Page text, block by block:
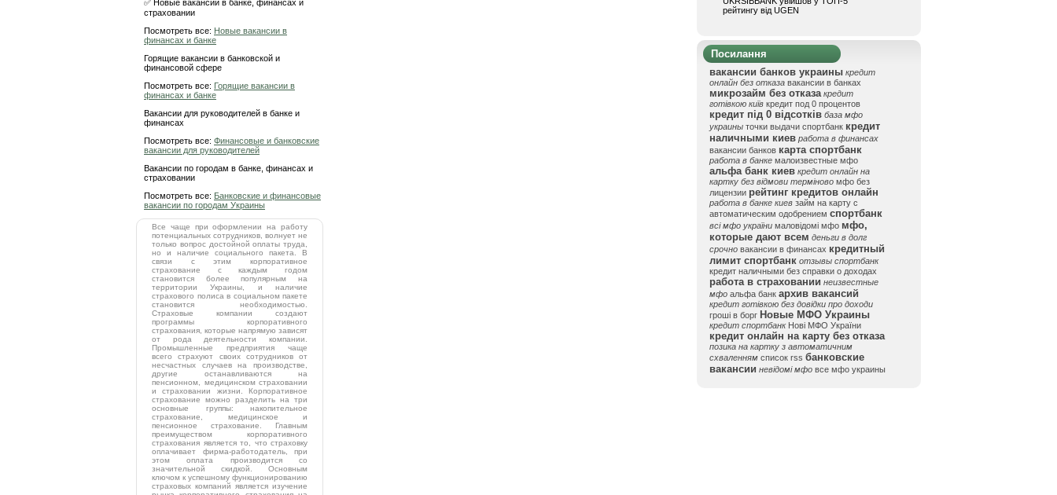
✅ Новые вакансии в банке, финансах и
страховании
Посмотреть все: Новые вакансии в
финансах и банке
Горящие вакансии в банковской и
финансовой сфере
Посмотреть все: Горящие вакансии в
финансах и банке
Вакансии для руководителей в банке и
финансах
Посмотреть все: Финансовые и банковские
вакансии для руководителей
Вакансии по городам в банке, финансах и
страховании
Посмотреть все: Банковские и финансовые
вакансии по городам Украины
Все чаще при оформлении на работу
потенциальных сотрудников, волнует не
только вопрос достойной оплаты труда,
но и наличие социального пакета. В
связи с этим корпоративное
страхование с каждым годом
становится более популярным на
территории Украины, и наличие
страхового полиса в социальном пакете
становится необходимостью.
Страховые компании создают
программы корпоративного
страхования, которые напрямую зависят
от рода деятельности компании.
Промышленные предприятия чаще
всего страхуют своих сотрудников от
несчастных случаев на производстве,
другие останавливаются на
пенсионном, медицинском страховании
и страховании жизни. Корпоративное
страхование можно разделить на три
основные группы: накопительное
страхование, медицинское и
пенсионное страхование. Главным
преимуществом корпоративного
страхования является то, что страховку
оплачивает фирма-работодатель, при
этом оплата производится со
значительной скидкой. Основным
ключом к успешному функционированию
страховых компаний является изучение
рейтингу від UGEN
Посилання
вакансии банков украины кредит
онлайн без отказа вакансии в банках
микрозайм без отказа кредит
готівкою київ кредит под 0 процентов
кредит під 0 відсотків база мфо
украины точки выдачи спортбанк кредит
наличными киев работа в финансах
вакансии банков карта спортбанк
работа в банке малоизвестные мфо
альфа банк киев кредит онлайн на
картку без відмови терміново мфо без
лицензии рейтинг кредитов онлайн
работа в банке киев займ на карту с
автоматическим одобрением спортбанк
всі мфо україни маловідомі мфо мфо,
которые дают всем деньги в долг
срочно вакансии в финансах кредитный
лимит спортбанк отзывы спортбанк
кредит наличными без справки о доходах
работа в страховании неизвестные
мфо альфа банк архив вакансий
кредит готівкою без довідки про доходи
гроші в борг Новые МФО Украины
кредит спортбанк Нові МФО України
кредит онлайн на карту без отказа
позика на картку з автоматичним
схваленням список rss банковские
вакансии невідомі мфо все мфо украины